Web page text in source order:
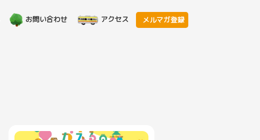
お問い合わせ アクセス メルマガ登録